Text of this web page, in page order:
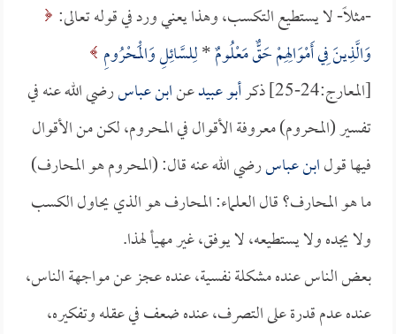
-مثلاً- لا يستطيع التكسب، وهذا يعني ورد في قوله تعالى:
وَالَّذِينَ فِي أَمْوَالِهِمْ حَقٌّ مَعْلُومٌ*لِلسَّائِلِ وَالْمَحْرُومِ
[المعارج:24-25] ذكر
أبو عبيدعنابن عباسرضي الله عنه في
تفسير (المحروم) معروفة الأقوال في المحروم، لكن من الأقوال
فيها قولابن عباسرضي الله عنه قال: (المحروم هو المحارف)
ما هو المحارف؟ قال العلماء: المحارف هو الذي يحاول الكسب
ولا يجده ولا يستطيعه، لا يوفق، غير مهيأ لهذا.
بعض الناس عنده مشكلة نفسية، عنده عجز عن مواجهة الناس،
عنده عدم قدرة على التصرف، عنده ضعف في عقله وتفكيره،